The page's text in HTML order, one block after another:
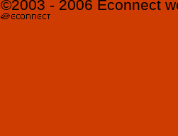
©2003 - 2006 Econnect